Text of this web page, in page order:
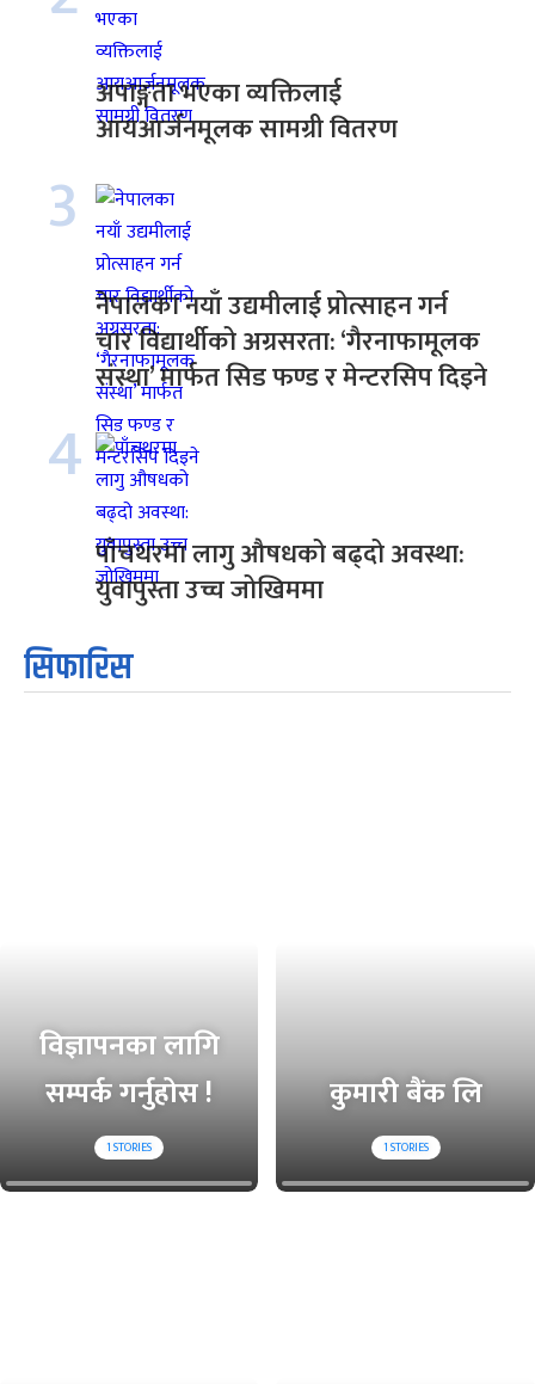
अपाङ्गता भएका व्यक्तिलाई
आयआर्जनमूलक सामग्री वितरण
3
नेपालका नयाँ उद्यमीलाई प्रोत्साहन गर्न
चार विद्यार्थीको अग्रसरता: ‘गैरनाफामूलक
संस्था’ मार्फत सिड फण्ड र मेन्टरसिप दिइने
4
पाँचथरमा लागु औषधको बढ्दो अवस्था:
युवापुस्ता उच्च जोखिममा
सिफारिस
विज्ञापनका लागि
सम्पर्क गर्नुहोस !
1STORIES
कुमारी बैंक लि
1STORIES